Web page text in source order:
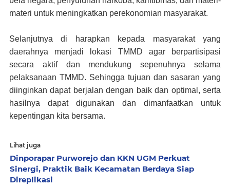
materi untuk meningkatkan perekonomian masyarakat.
Selanjutnya di harapkan kepada masyarakat yang
daerahnya menjadi lokasi TMMD agar berpartisipasi
secara aktif dan mendukung sepenuhnya selama
pelaksanaan TMMD. Sehingga tujuan dan sasaran yang
diinginkan dapat berjalan dengan baik dan optimal, serta
hasilnya dapat digunakan dan dimanfaatkan untuk
kepentingan kita bersama.
Lihat juga
Dinporapar Purworejo dan KKN UGM Perkuat
Sinergi, Praktik Baik Kecamatan Berdaya Siap
Direplikasi